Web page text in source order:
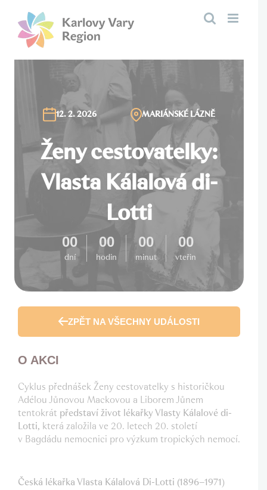
obsah
12. 2. 2026 MARIÁNSKÉ LÁZNĚ
Ženy cestovatelky:
Vlasta Kálalová di-
Lotti
00
dní
00
hodin
00
minut
00
vteřin
ZPĚT NA VŠECHNY UDÁLOSTI
O AKCI
Cyklus přednášek Ženy cestovatelky s historičkou
Adélou Jůnovou Mackovou a Liborem Jůnem
tentokrát představí život lékařky Vlasty Kálalové di-
Lotti, která založila ve 20. letech 20. století
v Bagdádu nemocnici pro výzkum tropických nemocí.
Česká lékařka Vlasta Kálalová Di-Lotti (1896–1971)